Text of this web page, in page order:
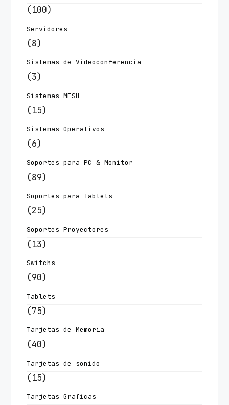
(100)
Servidores
(8)
Sistemas de Videoconferencia
(3)
Sistemas MESH
(15)
Sistemas Operativos
(6)
Soportes para PC & Monitor
(89)
Soportes para Tablets
(25)
Soportes Proyectores
(13)
Switchs
(90)
Tablets
(75)
Tarjetas de Memoria
(40)
Tarjetas de sonido
(15)
Tarjetas Graficas